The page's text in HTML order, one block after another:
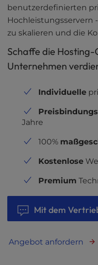
benutzerdefinierten
Hochleistungsservern
zu skalieren und die
Schaffe die
Unternehmen
Individuelle
Jahre
100%
Kostenlose
Premium
Mit dem
Angebot anfordern